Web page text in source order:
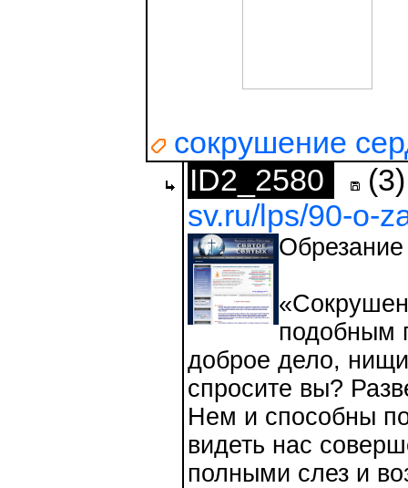
сокрушение
ID2_2580
(3)
sv.ru/lps/90-o-
подобным
доброе дело,
спросите вы?
Нем и способны
видеть нас
полными слез и